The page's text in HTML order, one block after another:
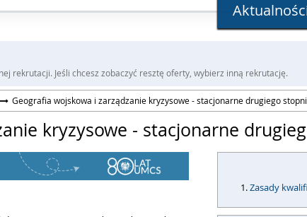
rekrutacji. Jeśli chcesz zobaczyć resztę oferty, wybierz inną rekrutację.
Geografia wojskowa i zarządzanie kryzysowe - stacjonarne drugiego
kryzysowe - stacjonarne
Zasady